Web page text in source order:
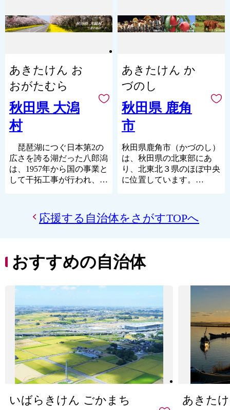
【おすすめスポット】
森吉山（樹氷、安の
伊勢堂岱遺跡
大太鼓の館
くまくま園
浜辺の歌音楽館
阿仁異人館・伝承館
【特産品】
あきたこまち
秋田八丈、叉鬼長刀
（マタギナガサ） etc.
北あきたバター餅、
きりたんぽ、比内地鶏、ど
どの支流を合わせて米代川
へと流れていきます。
キロ)の92.7％が山林原野
で占められ、うち75％が国
有林となっています。
村の特産品は、全国的にも
珍しい「食用ほおずき」。
黄金色のつぶらな姿と爽や
かな甘さを感じられるほお
ずきは、旬の季節にお礼の
品としてもお選びいただけ
ますので、ぜひ注目してみ
てください。
それらは都会と呼ばれる場
所から遠く離れ、長く厳し
の精神と、大らかさも自慢
の一つ。
温かい人の輪に加わり、唯
一無二のモノ・コトに触れ
るひとときは特別な思い出
となって、記憶に深く刻ま
さあ、心のふるさとづくり
へ。
ワン・アンド・オンリーの
土地、秋田が皆様をお待ち
あきたけん お
おがたむら
秋田県 大潟
村
琵琶湖につぐ日本第2の
広さを誇る湖だった八郎潟
は、1957年から国の事業と
して干拓工事が行われ、20
海抜ゼロメートルに誕生
広大な土地で、消費者の視
点に立った安全で安心でき
る農業経営を行っていま
どこまでも続く空と大
地、刻々と変化する四季
折々の景色は大潟村を訪れ
た人々を魅了します。
あきたけん か
づのし
秋田県 鹿角
市
秋田県鹿角市（かづのし）
は、秋田県の北東部にあ
り、北東北３県のほぼ中央
に位置しています。
する鉱業が盛んであったこ
とや、北に十和田湖、南に
数多くあることなどから、
人の往来も多く、固有の文
鹿角市は・・・
☆きりたんぽ発祥の地です
☆「北限の桃」、「かづの
牛」、「淡雪こまち」な
ど、数多くのブランド農産
物があります
☆「大日堂舞楽」、「毛馬
内の盆踊」、「花輪祭の屋
台行事（花輪ばやし）」の
３つのユネスコ無形文化遺
産、さらには「大湯環状列
応援する自治体をさがすTOPへ
おすすめの自治体
いばらきけん ごかまち あきた